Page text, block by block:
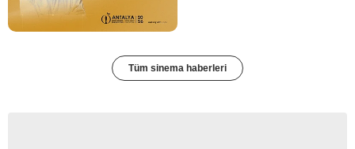
Tüm sinema haberleri